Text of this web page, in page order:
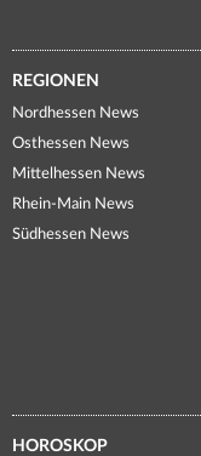
REGIONEN
Nordhessen News
Osthessen News
Mittelhessen News
Rhein-Main News
Südhessen News
HOROSKOP